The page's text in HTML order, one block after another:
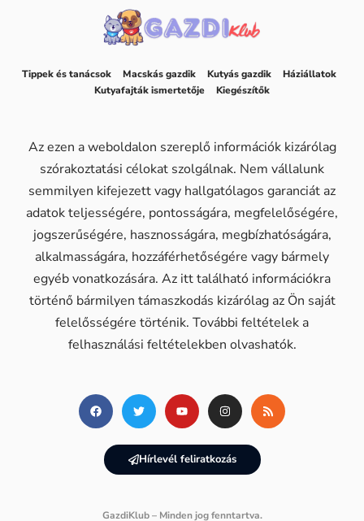
Tippek és tanácsok Macskás gazdik Kutyás gazdik
Háziállatok
Kutyafajták ismertetője
Kiegészítők
Az ezen a weboldalon szereplő információk kizárólag
szórakoztatási célokat szolgálnak. Nem vállalunk
semmilyen kifejezett vagy hallgatólagos garanciát az
adatok teljességére, pontosságára, megfelelőségére,
jogszerűségére, hasznosságára, megbízhatóságára,
alkalmasságára, hozzáférhetőségére vagy bármely
egyéb vonatkozására. Az itt található információkra
történő bármilyen támaszkodás kizárólag az Ön saját
felelősségére történik. További feltételek a
felhasználási feltételekben olvashatók.
Hírlevél feliratkozás
GazdiKlub – Minden jog fenntartva.